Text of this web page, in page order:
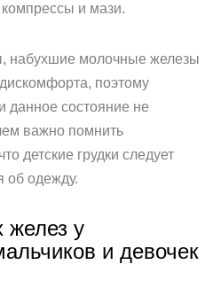
и мази.
набухшие молочные железы
поэтому
данное состояние не
важно помнить
детские грудки следует
об одежду.
желез у
и девочек